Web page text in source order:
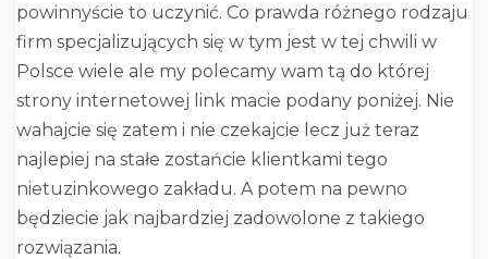
powinnyście to uczynić. Co prawda różnego rodzaju
firm specjalizujących się w tym jest w tej chwili w
Polsce wiele ale my polecamy wam tą do której
strony internetowej link macie podany poniżej. Nie
wahajcie się zatem i nie czekajcie lecz już teraz
najlepiej na stałe zostańcie klientkami tego
nietuzinkowego zakładu. A potem na pewno
będziecie jak najbardziej zadowolone z takiego
rozwiązania.